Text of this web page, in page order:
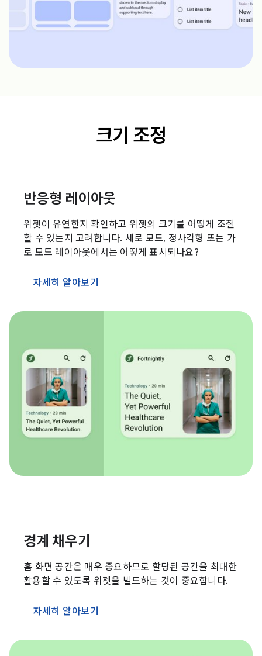
크기 조정
반응형 레이아웃
위젯이 유연한지 확인하고 위젯의 크기를 어떻게 조절
할 수 있는지 고려합니다. 세로 모드, 정사각형 또는 가
로 모드 레이아웃에서는 어떻게 표시되나요?
자세히 알아보기
경계 채우기
홈 화면 공간은 매우 중요하므로 할당된 공간을 최대한
활용할 수 있도록 위젯을 빌드하는 것이 중요합니다.
자세히 알아보기